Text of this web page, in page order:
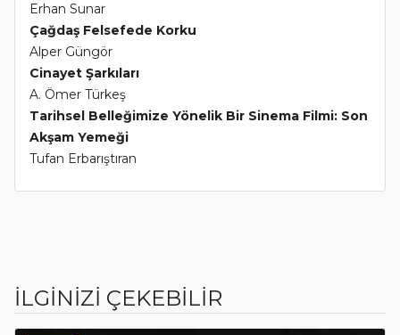
Erhan Sunar
Çağdaş Felsefede Korku
Alper Güngör
Cinayet Şarkıları
A. Ömer Türkeş
Tarihsel Belleğimize Yönelik Bir Sinema Filmi: Son
Akşam Yemeği
Tufan Erbarıştıran
İLGİNİZİ ÇEKEBİLİR